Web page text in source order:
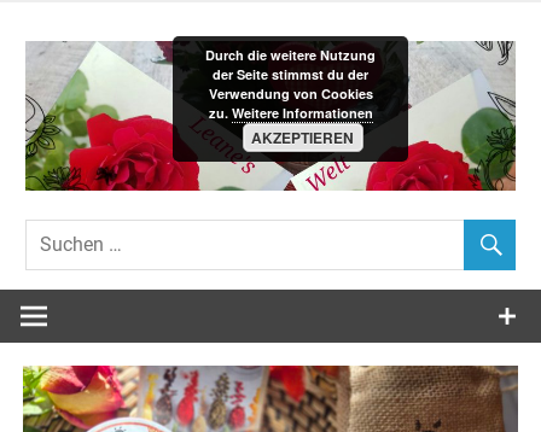
Inhalt
springen
Leane´s-
Welt
Durch die weitere Nutzung
der Seite stimmst du der
Verwendung von Cookies
zu. Weitere Informationen
AKZEPTIEREN